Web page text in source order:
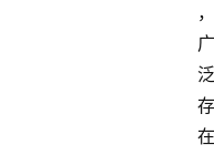
，
广
泛
存
在